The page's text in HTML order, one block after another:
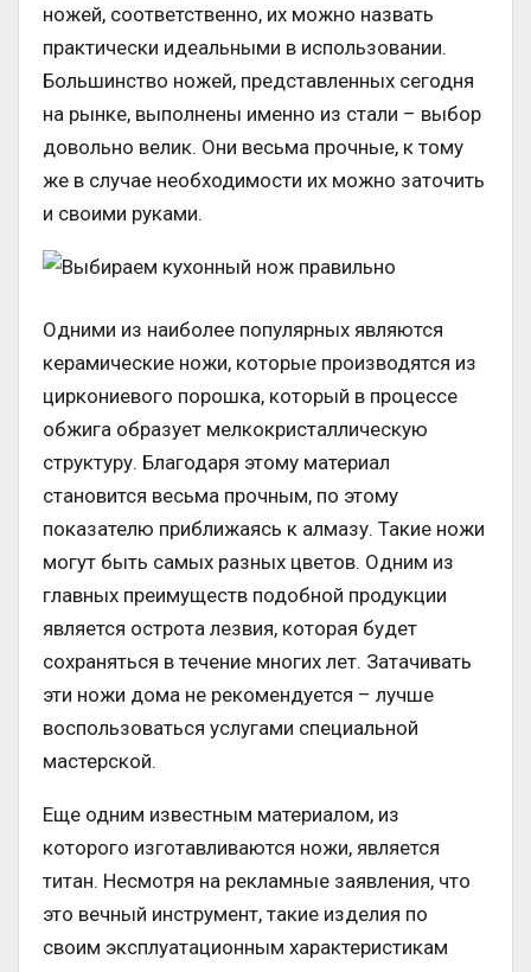
ножей, соответственно, их можно назвать
практически идеальными в использовании.
Большинство ножей, представленных сегодня
на рынке, выполнены именно из стали – выбор
довольно велик. Они весьма прочные, к тому
же в случае необходимости их можно заточить
и своими руками.
Одними из наиболее популярных являются
керамические ножи, которые производятся из
циркониевого порошка, который в процессе
обжига образует мелкокристаллическую
структуру. Благодаря этому материал
становится весьма прочным, по этому
показателю приближаясь к алмазу. Такие ножи
могут быть самых разных цветов. Одним из
главных преимуществ подобной продукции
является острота лезвия, которая будет
сохраняться в течение многих лет. Затачивать
эти ножи дома не рекомендуется – лучше
воспользоваться услугами специальной
мастерской.
Еще одним известным материалом, из
которого изготавливаются ножи, является
титан. Несмотря на рекламные заявления, что
это вечный инструмент, такие изделия по
своим эксплуатационным характеристикам